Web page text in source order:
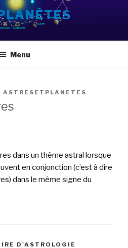
Menu
ASTRESETPLANETES
dans un thème astral lorsque
en conjonction (c’est à dire
dans le même signe du
D'ASTROLOGIE